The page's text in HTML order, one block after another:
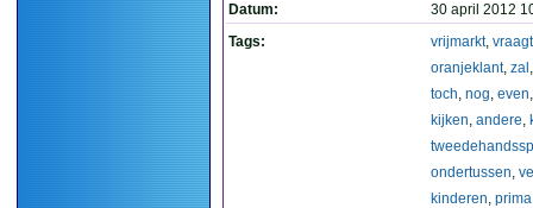
Datum:
30 april 2012
Tags:
vrijmarkt, vraagt
oranjeklant, zal
toch, nog, even
kijken, andere,
ondertussen,
kinderen, prima